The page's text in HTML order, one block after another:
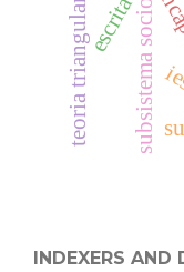
escrita
INDEXERS AND